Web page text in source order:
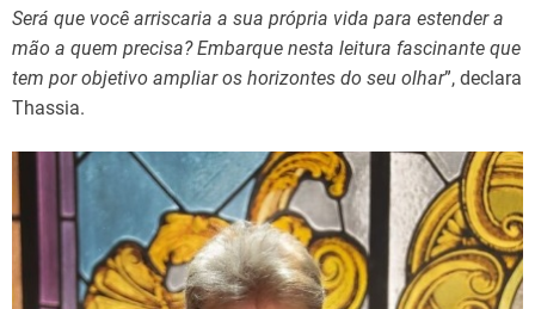
Será que você arriscaria a sua própria vida para estender a
mão a quem precisa? Embarque nesta leitura fascinante que
tem por objetivo ampliar os horizontes do seu olhar”, declara
Thassia.